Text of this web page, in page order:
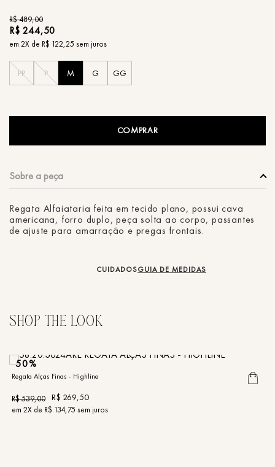
R$489,00
R$ 244,50
em 2X de R$ 122,25 sem juros
PP P M G GG
COMPRAR
Regata Alfaiataria feita em tecido plano, possui cava
americana, forro duplo, peça solta ao corpo, passantes
de ajuste para amarração e pregas frontais.
CUIDADOSGUIA DE MEDIDAS
50%
Regata Alças Finas - Highline
R$539,00 R$ 269,50
em 2X de R$ 134,75 sem juros